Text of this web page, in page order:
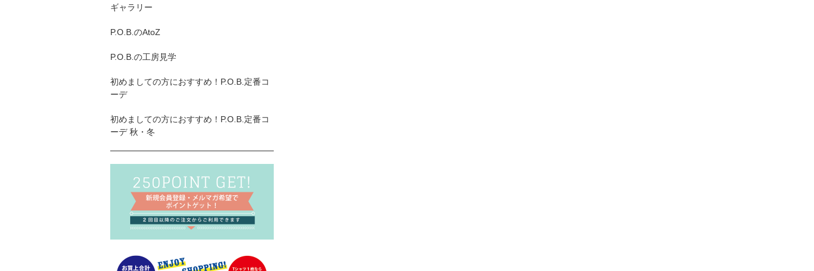
ギャラリー
P.O.B.のAtoZ
P.O.B.の工房見学
初めましての方におすすめ！P.O.B.定番コ
ーデ
初めましての方におすすめ！P.O.B.定番コ
ーデ 秋・冬